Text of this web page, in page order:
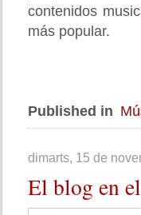
contenidos
más popular.
Published in
dimarts, 15 de
El blog en